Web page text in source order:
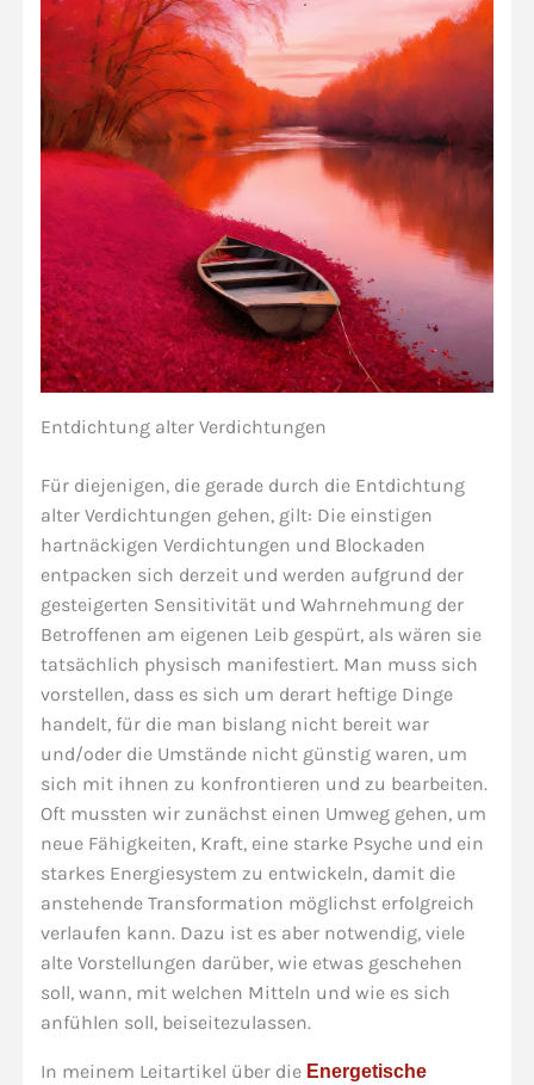
Entdichtung alter Verdichtungen
Für diejenigen, die gerade durch die Entdichtung
alter Verdichtungen gehen, gilt: Die einstigen
hartnäckigen Verdichtungen und Blockaden
entpacken sich derzeit und werden aufgrund der
gesteigerten Sensitivität und Wahrnehmung der
Betroffenen am eigenen Leib gespürt, als wären sie
tatsächlich physisch manifestiert. Man muss sich
vorstellen, dass es sich um derart heftige Dinge
handelt, für die man bislang nicht bereit war
und/oder die Umstände nicht günstig waren, um
sich mit ihnen zu konfrontieren und zu bearbeiten.
Oft mussten wir zunächst einen Umweg gehen, um
neue Fähigkeiten, Kraft, eine starke Psyche und ein
starkes Energiesystem zu entwickeln, damit die
anstehende Transformation möglichst erfolgreich
verlaufen kann. Dazu ist es aber notwendig, viele
alte Vorstellungen darüber, wie etwas geschehen
soll, wann, mit welchen Mitteln und wie es sich
anfühlen soll, beiseitezulassen.
In meinem Leitartikel über die Energetische